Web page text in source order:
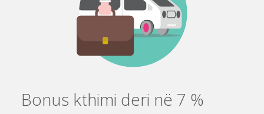
Bonus kthimi deri në 7 %